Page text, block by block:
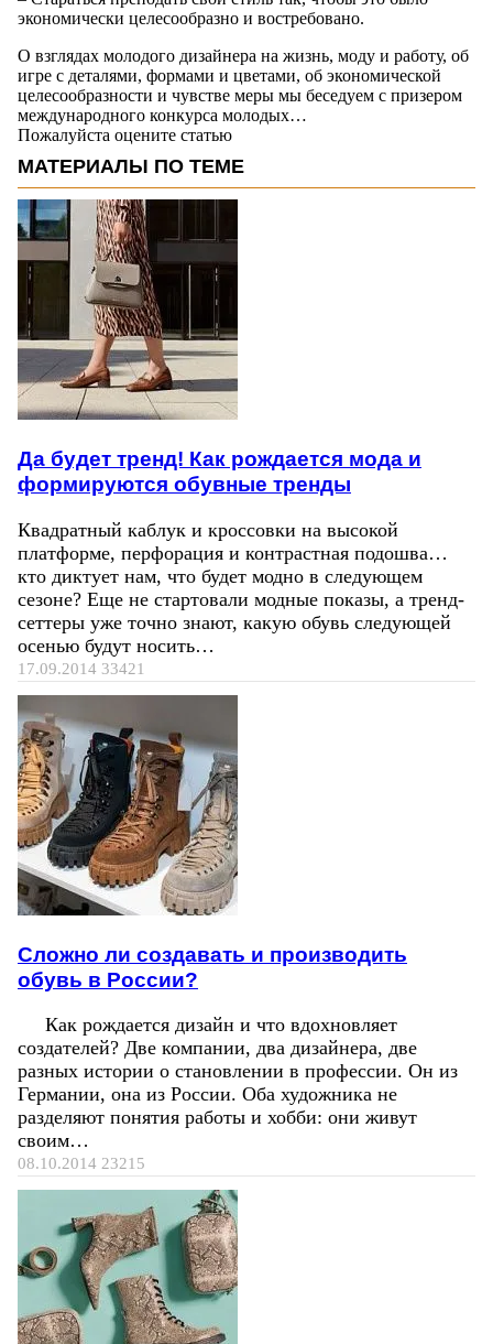
экономически целесообразно и востребовано.
О взглядах молодого дизайнера на жизнь, моду и работу, об
игре с деталями, формами и цветами, об экономической
целесообразности и чувстве меры мы беседуем с призером
международного конкурса молодых…
Пожалуйста оцените статью
МАТЕРИАЛЫ ПО ТЕМЕ
Да будет тренд! Как рождается мода и
формируются обувные тренды
Квадратный каблук и кроссовки на высокой
платформе, перфорация и контрастная подошва…
кто диктует нам, что будет модно в следующем
сезоне? Еще не стартовали модные показы, а тренд-
сеттеры уже точно знают, какую обувь следующей
осенью будут носить…
17.09.2014 33421
Сложно ли создавать и производить
обувь в России?
Как рождается дизайн и что вдохновляет
создателей? Две компании, два дизайнера, две
разных истории о становлении в профессии. Он из
Германии, она из России. Оба художника не
разделяют понятия работы и хобби: они живут
своим…
08.10.2014 23215